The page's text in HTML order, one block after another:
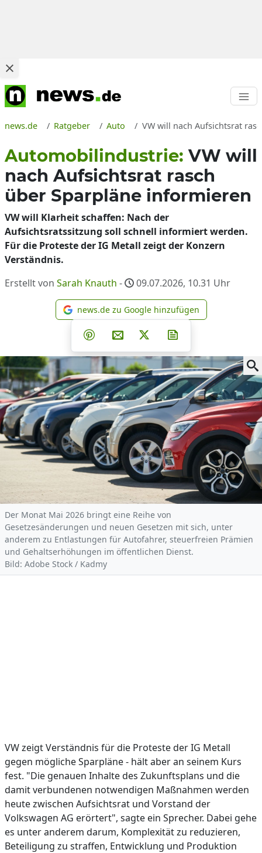
news.de Ratgeber Auto VW will nach Aufsichtsrat
Automobilindustrie: VW will
nach Aufsichtsrat rasch
über Sparpläne informieren
VW will Klarheit schaffen: Nach der
Aufsichtsratssitzung soll schnell informiert werden.
Für die Proteste der IG Metall zeigt der Konzern
Verständnis.
Erstellt von Sarah Knauth - 09.07.2026, 10.31 Uhr
news.de zu Google
news.de zu Google hinzufügen
Teilen auf Facebook
Teilen auf Whatsapp
Teilen auf Telegram
Teilen auf Pinterest
Per E-Mail teilen
Post auf X
Der Monat Mai 2026 bringt eine Reihe von
Gesetzesänderungen und neuen Gesetzen mit sich, unter
anderem zu Entlastungen für Autofahrer, steuerfreien Prämien
und Gehaltserhöhungen im öffentlichen Dienst.
Bild: Adobe Stock / Kadmy
VW zeigt Verständnis für die Proteste der IG Metall
gegen mögliche Sparpläne - hält aber an seinem Kurs
fest. "Die genauen Inhalte des Zukunftsplans und die
damit verbundenen notwendigen Maßnahmen werden
heute zwischen Aufsichtsrat und Vorstand der
Volkswagen AG erörtert", sagte ein Sprecher. Dabei gehe
es unter anderem darum, Komplexität zu reduzieren,
Beteiligung zu straffen, Entwicklung und Produktion